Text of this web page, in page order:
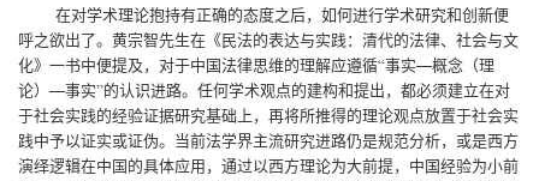
在对学术理论抱持有正确的态度之后，如何进行学术研究和创新便
呼之欲出了。黄宗智先生在《民法的表达与实践：清代的法律、社会与文
化》一书中便提及，对于中国法律思维的理解应遵循“事实—概念（理
论）—事实”的认识进路。任何学术观点的建构和提出，都必须建立在对
于社会实践的经验证据研究基础上，再将所推得的理论观点放置于社会实
践中予以证实或证伪。当前法学界主流研究进路仍是规范分析，或是西方
演绎逻辑在中国的具体应用，通过以西方理论为大前提，中国经验为小前